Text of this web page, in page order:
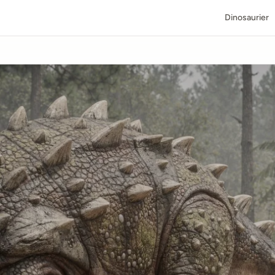
Dinosaurier